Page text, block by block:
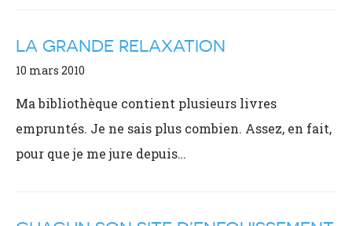
LA GRANDE RELAXATION
10 mars 2010
Ma bibliothèque contient plusieurs livres
empruntés. Je ne sais plus combien. Assez, en fait,
pour que je me jure depuis…